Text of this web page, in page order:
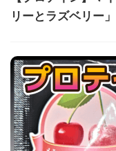
リーとラズベリー